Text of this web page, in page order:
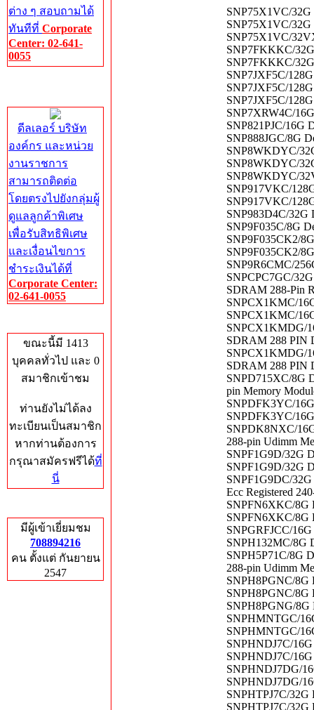
ต่าง ๆ สอบถามได้
ทันทีที่ Corporate
Center: 02-641-
0055
ดีลเลอร์ บริษัท
องค์กร และหน่วย
งานราชการ
สามารถติดต่อ
โดยตรงไปยังกลุ่มผู้
ดูแลลูกค้าพิเศษ
เพื่อรับสิทธิพิเศษ
และเงื่อนไขการ
ชำระเงินได้ที่
Corporate Center:
02-641-0055
ขณะนี้มี 1413
บุคคลทั่วไป และ 0
สมาชิกเข้าชม
ท่านยังไม่ได้ลง
ทะเบียนเป็นสมาชิก
หากท่านต้องการ
กรุณาสมัครฟรีได้ที่
นี่
มีผู้เข้าเยี่ยมชม
708894216
คน ตั้งแต่ กันยายน
2547
SNP75X1VC/32G
SNP75X1VC/32G
SNP75X1VC/
SNP7FKKKC/
SNP7FKKKC/
SNP7JXF5C/
SNP7JXF5C/
SNP7JXF5C/
SNP7XRW4C/
SNP821PJC/16G
SNP888JGC/8G
SNP8WKDYC/
SNP8WKDYC/
SNP8WKDYC/
SNP917VKC/
SNP917VKC/
SNP983D4C/32G
SNP9F035C/8G
SNP9F035CK2/
SNP9F035CK2/
SNP9R6CMC/
SNPCPC7GC/
SDRAM 288-Pin
SNPCX1KMC/
SNPCX1KMC/
SNPCX1KMDG/
SDRAM 288 PIN
SNPCX1KMDG/
SDRAM 288 PIN
SNPD715XC/8G
pin Memory
SNPDFK3YC/
SNPDFK3YC/
SNPDK8NXC/
288-pin Udimm
SNPF1G9D/32G
SNPF1G9D/32G
SNPF1G9DC/
Ecc Registered
SNPFN6XKC/8G
SNPFN6XKC/8G
SNPGRFJCC/
SNPH132MC/8G
SNPH5P71C/8G
288-pin Udimm
SNPH8PGNC/8G
SNPH8PGNC/8G
SNPH8PGNG/8G
SNPHMNTGC/
SNPHMNTGC/
SNPHNDJ7C/
SNPHNDJ7C/
SNPHNDJ7DG/
SNPHNDJ7DG/
SNPHTPJ7C/
SNPHTPJ7C/